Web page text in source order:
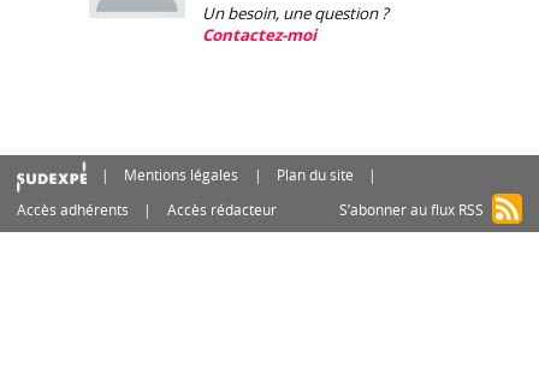
Un besoin, une question ?
Contactez-moi
Mentions légales
Plan du site
Accès adhérents
Accès rédacteur S’abonner au flux RSS